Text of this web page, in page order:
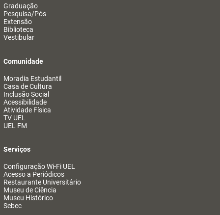
Graduação
Pesquisa/Pós
Extensão
Biblioteca
Vestibular
Comunidade
Moradia Estudantil
Casa de Cultura
Inclusão Social
Acessibilidade
Atividade Física
TV UEL
UEL FM
Serviços
Configuração Wi-Fi UEL
Acesso a Periódicos
Restaurante Universitário
Museu de Ciência
Museu Histórico
Sebec